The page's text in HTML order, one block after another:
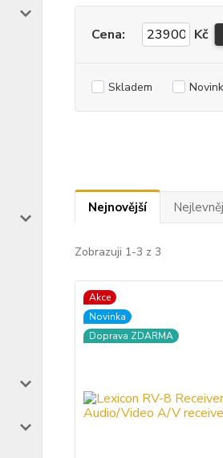
Cena: Kč
Skladem
Nejnovější
Zobrazuji 1-3 z 3
Akce
Novinka
Doprava ZDARMA